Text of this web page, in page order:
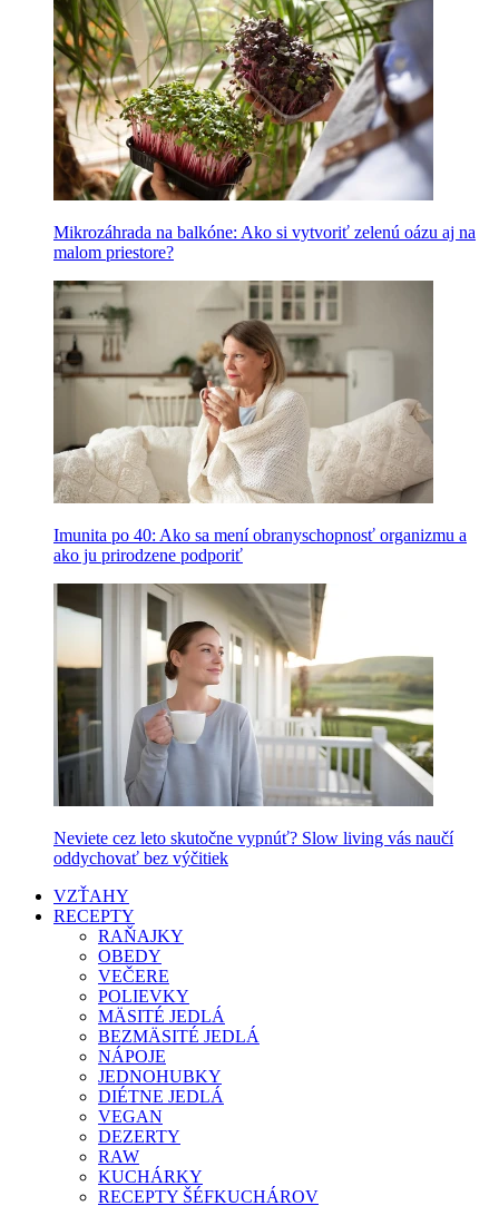
Mikrozáhrada na balkóne: Ako si vytvoriť zelenú oázu aj na
malom priestore?
Imunita po 40: Ako sa mení obranyschopnosť organizmu a
ako ju prirodzene podporiť
Neviete cez leto skutočne vypnúť? Slow living vás naučí
oddychovať bez výčitiek
VZŤAHY
RECEPTY
RAŇAJKY
OBEDY
VEČERE
POLIEVKY
MÄSITÉ JEDLÁ
BEZMÄSITÉ JEDLÁ
NÁPOJE
JEDNOHUBKY
DIÉTNE JEDLÁ
VEGAN
DEZERTY
RAW
KUCHÁRKY
RECEPTY ŠÉFKUCHÁROV